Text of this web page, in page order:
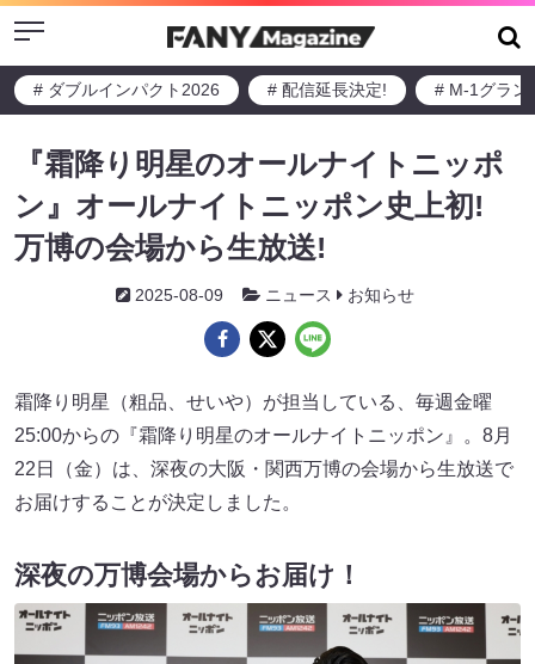
Menu
# ダブルインパクト2026 # 配信延長決定! # M-1グラン
『霜降り明星のオールナイトニッポ
ン』オールナイトニッポン史上初!
万博の会場から生放送!
2025-08-09 ニュース お知らせ
霜降り明星（粗品、せいや）が担当している、毎週金曜
25:00からの『霜降り明星のオールナイトニッポン』。8月
22日（金）は、深夜の大阪・関西万博の会場から生放送で
お届けすることが決定しました。
深夜の万博会場からお届け！